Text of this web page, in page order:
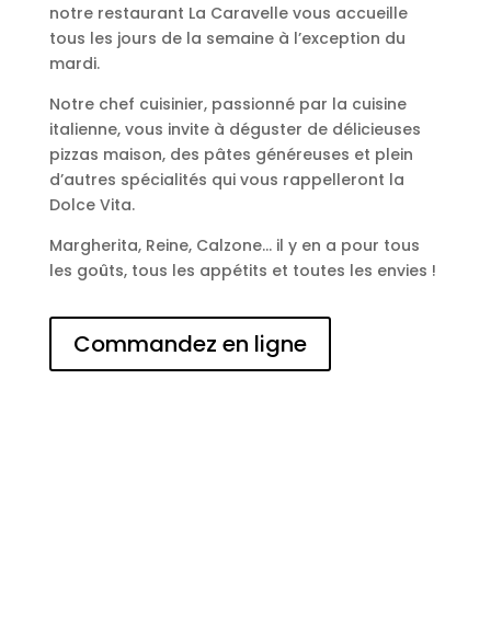
notre restaurant La Caravelle vous accueille
tous les jours de la semaine à l’exception du
mardi.
Notre chef cuisinier, passionné par la cuisine
italienne, vous invite à déguster de délicieuses
pizzas maison, des pâtes généreuses et plein
d’autres spécialités qui vous rappelleront la
Dolce Vita.
Margherita, Reine, Calzone… il y en a pour tous
les goûts, tous les appétits et toutes les envies !
Commandez en ligne